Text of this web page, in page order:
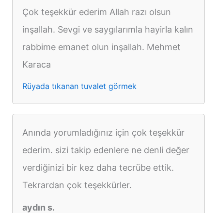
Çok teşekkür ederim Allah razı olsun
inşallah. Sevgi ve saygılarımla hayirla kalın
rabbime emanet olun inşallah. Mehmet
Karaca
Rüyada tıkanan tuvalet görmek
Anında yorumladığınız için çok teşekkür
ederim. sizi takip edenlere ne denli değer
verdiğinizi bir kez daha tecrübe ettik.
Tekrardan çok teşekkürler.
aydın s.